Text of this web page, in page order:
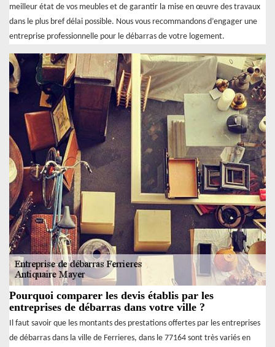
meilleur état de vos meubles et de garantir la mise en œuvre des travaux
dans le plus bref délai possible. Nous vous recommandons d’engager une
entreprise professionnelle pour le débarras de votre logement.
Pourquoi comparer les devis établis par les
entreprises de débarras dans votre ville ?
Il faut savoir que les montants des prestations offertes par les entreprises
de débarras dans la ville de Ferrieres, dans le 77164 sont très variés en